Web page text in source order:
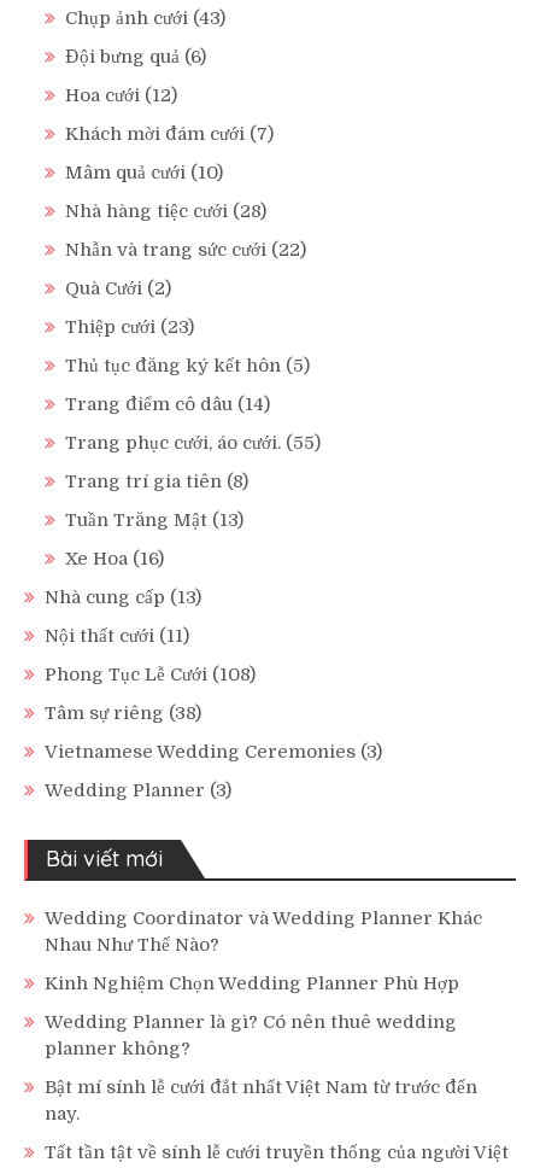
Chụp ảnh cưới (43)
Đội bưng quả (6)
Hoa cưới (12)
Khách mời đám cưới (7)
Mâm quả cưới (10)
Nhà hàng tiệc cưới (28)
Nhẫn và trang sức cưới (22)
Quà Cưới (2)
Thiệp cưới (23)
Thủ tục đăng ký kết hôn (5)
Trang điểm cô dâu (14)
Trang phục cưới, áo cưới. (55)
Trang trí gia tiên (8)
Tuần Trăng Mật (13)
Xe Hoa (16)
Nhà cung cấp (13)
Nội thất cưới (11)
Phong Tục Lễ Cưới (108)
Tâm sự riêng (38)
Vietnamese Wedding Ceremonies (3)
Wedding Planner (3)
Bài viết mới
Wedding Coordinator và Wedding Planner Khác
Nhau Như Thế Nào?
Kinh Nghiệm Chọn Wedding Planner Phù Hợp
Wedding Planner là gì? Có nên thuê wedding
planner không?
Bật mí sính lễ cưới đắt nhất Việt Nam từ trước đến
nay.
Tất tần tật về sính lễ cưới truyền thống của người Việt